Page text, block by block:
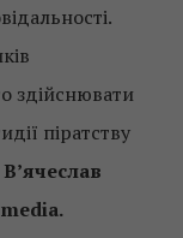
здійснювати
піратству
В’ячеслав